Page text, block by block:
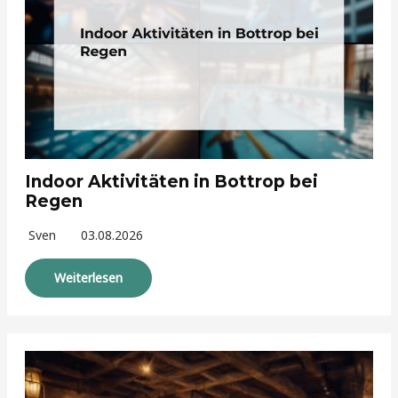
Indoor Aktivitäten in Bottrop bei
Regen
Sven 03.08.2026
Weiterlesen